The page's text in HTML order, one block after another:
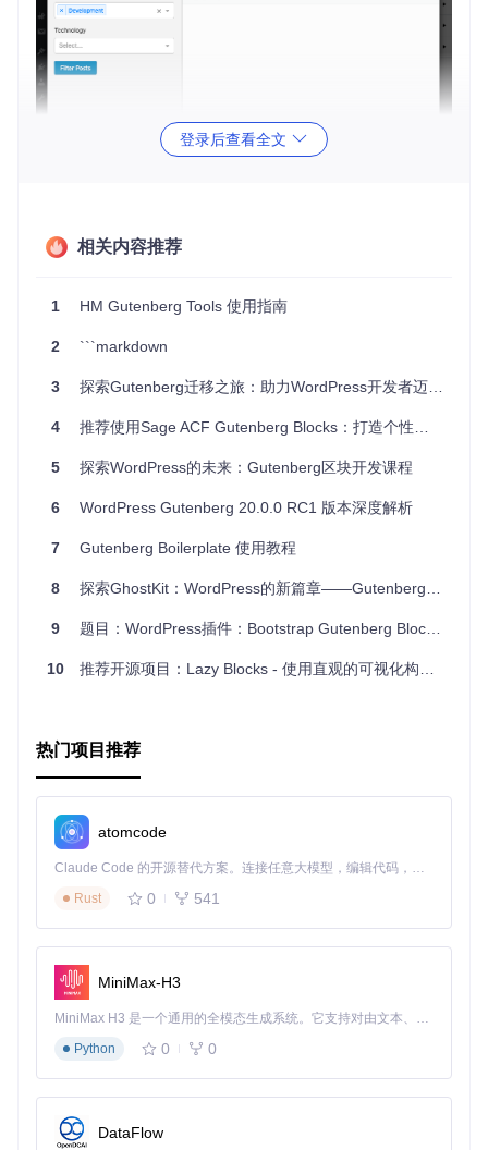
本项目基于WordPress的Gutenberg编辑器构建，利用JavaSc
ript ES6+、React和WordPress的REST API来开发组件。通过
到任何Gutenberg环境变得轻而易举。此外，它提供了详细的
应用场景
无论是主题开发者希望增加高级编辑特性，还是插件开发者寻
求快速集成复杂UI元素，
Human Made Gutenberg Tools
是不可多得的好帮手。例如，在创建新闻聚合网站时，使用Po
st Select Button可以轻松为文章添加相关报道链接；而在电商
主题中，侧边栏的图片和链接控制则能帮助构建商品详情页
面。它同样适合于教育、博客、企业等多种站点，通过自定义
组件实现独特的内容布局和交互方式。
项目特点
高度可扩展性：支持自定义帖子类型和税种过滤，便于适
用户友好：提供类似媒体库的选择体验，增强用户体验。
持续更新维护
发展，确保兼容性和安全性。
文档详尽：包含丰富的文档和实例，即便是初学者也能快
速上手。
开发友好
：内置开发工具链，支持热重载、代码规范检
查，提高开发效率。
结语
Human Made Gutenberg Tools
会发现，原本繁琐的编辑工作竟然可以如此优雅和高效。欢迎
加入Gutenberg革新的行列，从
ols开始。
登录后查看全文
相关内容推荐
1 HM Gutenberg Tools 使用指南
2 ```markdown
3 探索Gutenberg迁移之旅：助力WordPress开发者迈向新时代
4 推荐使用Sage ACF Gutenberg Blocks：打造个性化的WordPress区块体验
5 探索WordPress的未来：Gutenberg区块开发课程
6 WordPress Gutenberg 20.0.0 RC1 版本深度解析
7 Gutenberg Boilerplate 使用教程
8 探索GhostKit：WordPress的新篇章——Gutenberg增强器
9 题目：WordPress插件：Bootstrap Gutenberg Blocks的全方位解析与应用
10 推荐开源项目：Lazy Blocks - 使用直观的可视化构建器创建Gutenberg区块
热门项目推荐
atomcode
Claude Code 的开源替代方案。连接任意大模型，编辑代码，运行命令，自动验证 — 全自动执行。用 Rust 构建，极致性能。 ｜ An open-source alternative to Claude Code. Connect any LLM, edit code, run commands, and verify changes — autonomously. Built in Rust for speed. Get Started
Rust
0 541
MiniMax-H3
MiniMax H3 是一个通用的全模态生成系统。它支持对由文本、图像、视频和音频组成的多模态上下文进行统一理解，并能生成分辨率高达 2K、时长可达 15 秒的带原生立体声音频的视频。得益于面向任务泛化的系统设计，H3 在预训练阶段就已具备广泛的多模态上下文理解与生成能力，能够出色地执行复杂的多模态指令。
Python
0 0
DataFlow